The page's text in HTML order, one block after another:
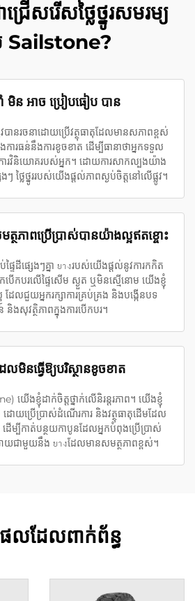
រើសរើស​ថ្លៃ​ថ្នូរ​សមរម្យ​
Sailstone?
មិន អាច ប្រៀបធៀប បាន
វបាន​រចនា​ដោយ​ប្រើ​វត្ថុធាតុ​ដែល​មាន​សភាព​ខ្ពស់
ារ​ធន់​នឹង​ការ​ខូច​ខាត ដើម្បី​ធានា​ថា​អ្នក​ទទួល​
ារ​វិនិយោគ​របស់​អ្នក។ ដោយ​ការ​សាកល្បង​យ៉ាង​
ៗ ថ្លៃ​ថ្នូរ​របស់​យើង​ផ្តល់​ភាព​ស្ងប់​ចិត្ត​នៅ​លើ​ផ្លូវ។
ត្ថភាពប្រើប្រាស់បានយ៉ាងល្អឥតខ្ចោះ
ទៃដីផ្សេងៗគ្នា ยางរបស់យើងផ្តល់នូវការកកិត
កបើកបរលើផ្ទៃសើម ស្ងួត ឬមិនស្មើនោម យើងខ្ញុំ
ដែលជួយអ្នក​រក្សាការគ្រប់គ្រង និងបង្កើនបទ
ងសុវត្ថិភាពក្នុងការបើកបរ។
លមិនធ្វើឱ្យបរិស្ថានខូចខាត
ើងខ្ញុំ​ដាក់​ចិត្ត​ថ្នាក់​លើ​និរន្តរភាព។ យើងខ្ញុំ
ោយប្រើប្រាស់ដំណើរការ និងវត្ថុធាតុដើមដែល​
ម្បីកាត់បន្ថយកាបូនដែលអ្នកបំពុងប្រើប្រាស់
យជាមួយនឹង​ ยางដែលមានសមត្ថភាពខ្ពស់។
ដែលពាក់ព័ន្ធ